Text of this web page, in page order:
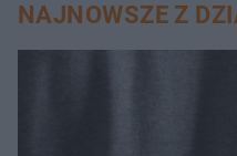
NAJNOWSZE Z